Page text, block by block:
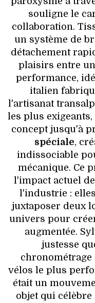
souligne le
collaboration.
un système de
détachement
plaisirs entre
performance,
italien
l'artisanat
les plus
concept jusqu'à
spéciale,
indissociable
mécanique. Ce
l'impact actuel
l'industrie :
juxtaposer deux
univers pour
augmentée.
justesse
chronométrage
vélos le plus
était un
objet qui